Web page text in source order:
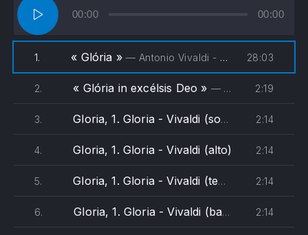
audio
00:00 00:00
1. « Glória » — Antonio Vivaldi - Associazione KOE, Satomi Hotta 28:03
2. « Glória in excélsis Deo » — Antonio Vivaldi - The Monteverdi Choir, English Baroque Soloists, John Eliot Gardiner 2:19
3. Gloria, 1. Gloria - Vivaldi (soprano) 2:14
4. Gloria, 1. Gloria - Vivaldi (alto) 2:14
5. Gloria, 1. Gloria - Vivaldi (tenore) 2:14
6. Gloria, 1. Gloria - Vivaldi (basso) 2:14